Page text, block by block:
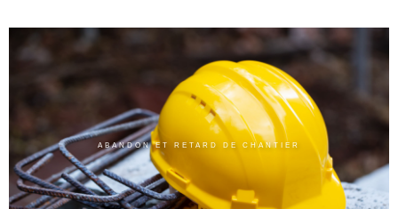
ABANDON ET RETARD DE CHANTIER